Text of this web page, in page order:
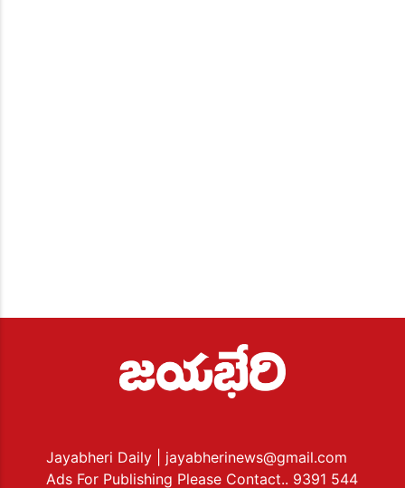
Jayabheri Daily
| jayabherinews@gmail.com
Ads For Publishing Please Contact.. 9391 544